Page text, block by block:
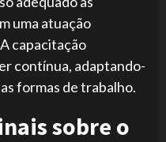
uma atuação
capacitação
contínua, adaptando-
formas de trabalho.
sobre o